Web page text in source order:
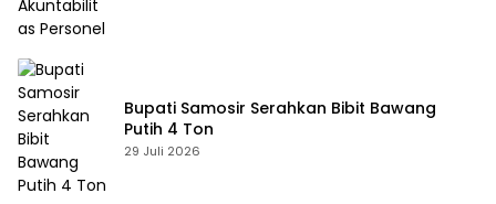
Bupati Samosir Serahkan Bibit Bawang
Putih 4 Ton
29 Juli 2026